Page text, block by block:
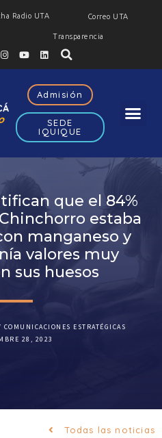
Radio UTA Correo UTA
Transparencia
Admisión
SEDE
IQUIQUE
que el 84%
estaba
manganeso y
valores muy
sus huesos
ESTRATÉGICAS
28, 2023
Todas las noticias